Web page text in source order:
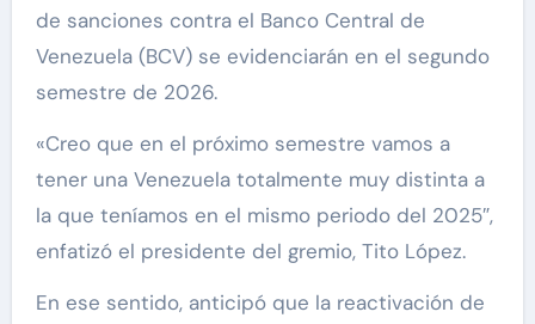
de sanciones contra el Banco Central de
Venezuela (BCV) se evidenciarán en el segundo
semestre de 2026.
«Creo que en el próximo semestre vamos a
tener una Venezuela totalmente muy distinta a
la que teníamos en el mismo periodo del 2025″,
enfatizó el presidente del gremio, Tito López.
En ese sentido, anticipó que la reactivación de